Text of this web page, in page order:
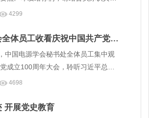
4299
体员工收看庆祝中国共产党成
中国电源学会秘书处全体员工集中观
成立100周年大会，聆听习近平总书
绕习总书记的重要讲话展开学习交
4698
开展党史教育